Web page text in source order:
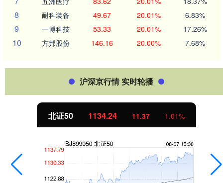
8 耐科装备 49.67 20.01% 6.83%
9 一博科技 53.33 20.01% 17.26%
10 方邦股份 146.16 20.00% 7.68%
沪深京行情 实时轮播
北证50 1134.24 11.37 1.01%